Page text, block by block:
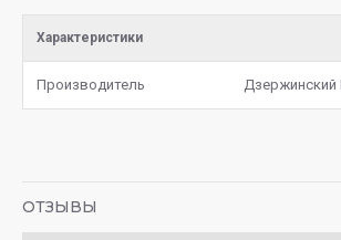
Характеристики
Производитель Дзержинский
ОТЗЫВЫ